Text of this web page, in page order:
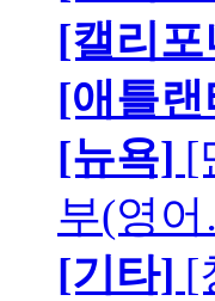
[캘리
[애틀랜
[뉴욕] [
부(영
[기타] [